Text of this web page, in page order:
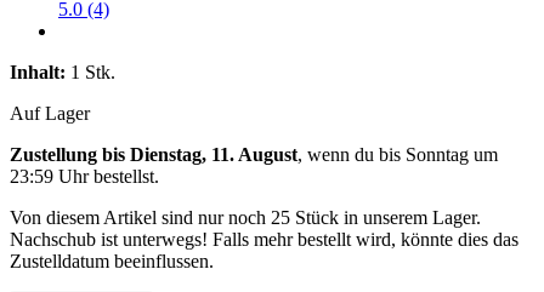
5.0 (4)
Inhalt: 1 Stk.
Auf Lager
Zustellung bis Dienstag, 11. August, wenn du bis Sonntag um
23:59 Uhrbestellst.
Von diesem Artikel sind nur noch 25 Stück in unserem Lager.
Nachschub ist unterwegs! Falls mehr bestellt wird, könnte dies das
Zustelldatum beeinflussen.